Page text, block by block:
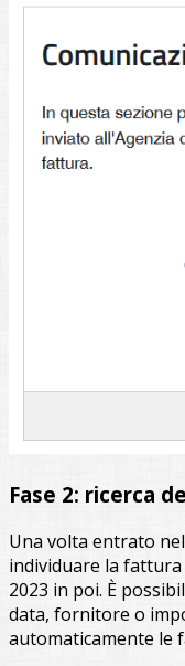
Fase 2: ricerca
Una volta entrato
individuare la
2023 in poi. È
data, fornitore o
automaticamente le